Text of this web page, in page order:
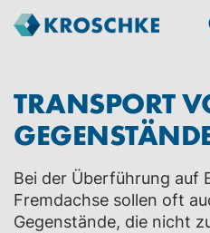
TRANSPORT
Bei der Überführung auf
Fremdachse sollen oft
Gegenstände, die nicht